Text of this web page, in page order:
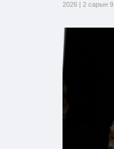
2026 | 2 сарын 9